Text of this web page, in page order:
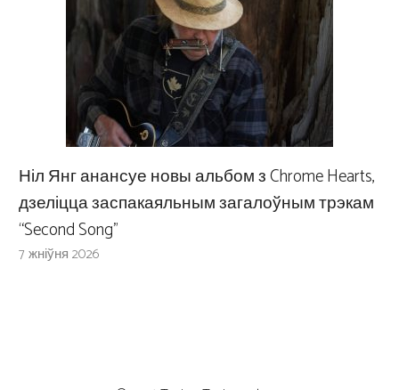
Ніл Янг анансуе новы альбом з Chrome Hearts,
дзеліцца заспакаяльным загалоўным трэкам
“Second Song”
7 жніўня 2026